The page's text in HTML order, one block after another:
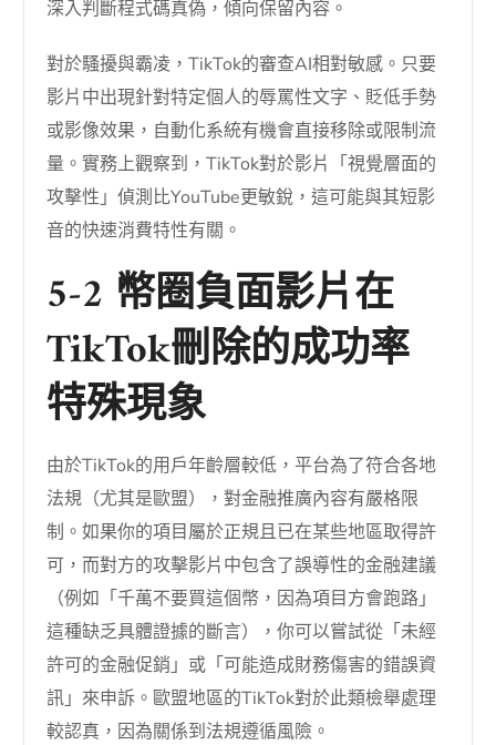
深入判斷程式碼真偽，傾向保留內容。
對於騷擾與霸凌，TikTok的審查AI相對敏感。只要
影片中出現針對特定個人的辱罵性文字、貶低手勢
或影像效果，自動化系統有機會直接移除或限制流
量。實務上觀察到，TikTok對於影片「視覺層面的
攻擊性」偵測比YouTube更敏銳，這可能與其短影
音的快速消費特性有關。
5-2 幣圈負面影片在
TikTok刪除的成功率
特殊現象
由於TikTok的用戶年齡層較低，平台為了符合各地
法規（尤其是歐盟），對金融推廣內容有嚴格限
制。如果你的項目屬於正規且已在某些地區取得許
可，而對方的攻擊影片中包含了誤導性的金融建議
（例如「千萬不要買這個幣，因為項目方會跑路」
這種缺乏具體證據的斷言），你可以嘗試從「未經
許可的金融促銷」或「可能造成財務傷害的錯誤資
訊」來申訴。歐盟地區的TikTok對於此類檢舉處理
較認真，因為關係到法規遵循風險。